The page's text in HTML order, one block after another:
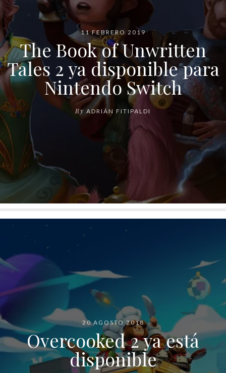
11 FEBRERO 2019
The Book of Unwritten
Tales 2 ya disponible para
Nintendo Switch
By ADRIÁN FITIPALDI
20 AGOSTO 2018
Overcooked 2 ya está
disponible